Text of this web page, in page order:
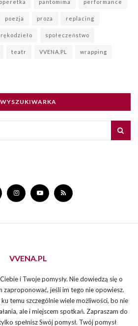
operetka pantomima performance
poezja proza replacing
rękodzieło społeczeństwo
teatr VVENA.PL wrapping
WYSZUKIWARKA
VVENA.PL
i Twoje pomysły. Nie dowiedzą się o
zaproponować, jeśli im tego nie opowiesz.
temu szczególnie wiele możliwości, bo nie
ale i miejscem spotkań. Zapraszam do
spełnisz Swój pomysł. Twój pomysł